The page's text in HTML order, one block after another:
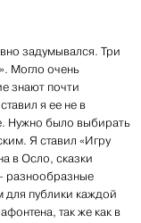
задумывался. Три
Могло очень
знают почти
я ее не в
Нужно было выбирать
Я ставил «Игру
в Осло, сказки
разнообразные
для публики каждой
так же как в